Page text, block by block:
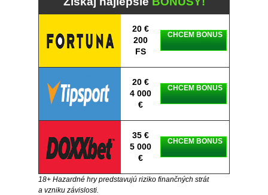
20 €
200
FS
CHCEM BONUS
20 €
4 000
€
CHCEM BONUS
35 €
5 000
€
CHCEM BONUS
18+ Hazardné hry predstavujú riziko finančných strát
a vzniku závislosti.